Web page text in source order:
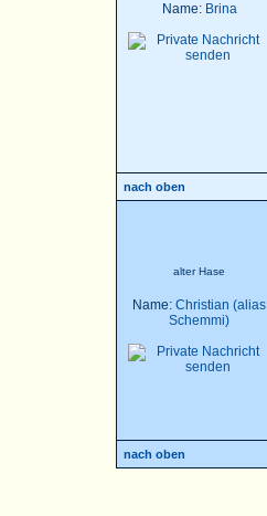
Name: Brina
nach oben
alter Hase
Name: Christian (alias
Schemmi)
nach oben